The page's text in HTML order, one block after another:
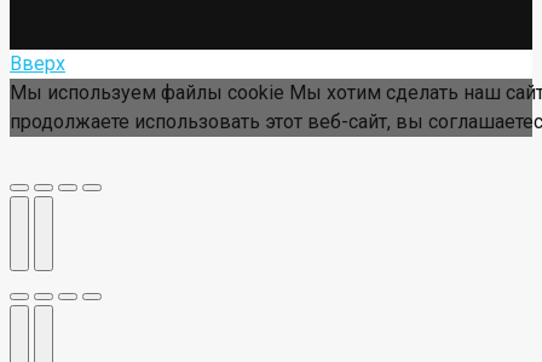
Вверх
Мы используем файлы cookie Мы хотим сделать наш
продолжаете использовать этот веб-сайт, вы